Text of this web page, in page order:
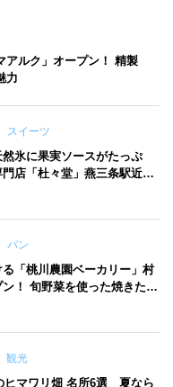
アルク」オープン！ 精製
力
スイーツ
氷に果実ソースがたっぷ
門店「杜々堂」燕三条駅近く
パン
「桃川農園ベーカリー」村
！ 旬野菜を使った焼きたて
観光
ヒマワリ畑 名所6選 夏なら